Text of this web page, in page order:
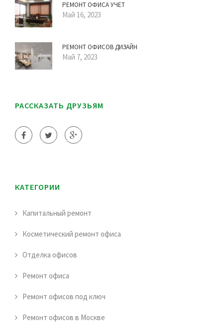
РЕМОНТ ОФИСА УЧЕТ
Май 16, 2023
РЕМОНТ ОФИСОВ ДИЗАЙН
Май 7, 2023
РАССКАЗАТЬ ДРУЗЬЯМ
КАТЕГОРИИ
Капитальный ремонт
Косметический ремонт офиса
Отделка офисов
Ремонт офиса
Ремонт офисов под ключ
Ремонт офисов в Москве